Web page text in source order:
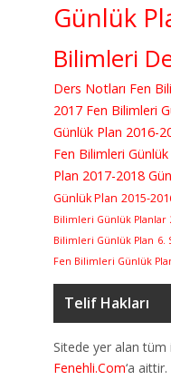
Günlük
Bilimleri
Ders Notları Fen
2017 Fen Bilimleri
Günlük Plan 2016-
Fen Bilimleri
Plan 2017-2018
Günlük Plan 2015-
Bilimleri Günlük Planlar
Bilimleri Günlük Plan 6.
Fen Bilimleri Günlük
Telif Hakları
Sitede yer alan tüm
Fenehli.Com‘a